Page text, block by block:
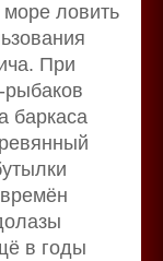
море ловить
При
рыбаков
баркаса
в годы